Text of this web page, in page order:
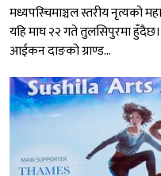
मध्यपस्चिमाञ्चल स्तरीय नृत्यको
यहि माघ २२ गते तुलसिपुरमा
आईकन दाङको ग्राण्ड...